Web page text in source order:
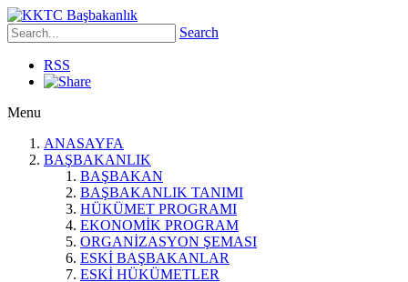
Search
RSS
Menu
ANASAYFA
BAŞBAKANLIK
BAŞBAKAN
BAŞBAKANLIK TANIMI
HÜKÜMET PROGRAMI
EKONOMİK PROGRAM
ORGANİZASYON ŞEMASI
ESKİ BAŞBAKANLAR
ESKİ HÜKÜMETLER